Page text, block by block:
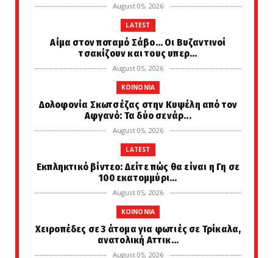
August 05, 2026
LATEST
Αίμα στον ποταμό Σάβο… Οι Βυζαντινοί
τσακίζουν και τους υπερ...
August 05, 2026
KOINONIA
Δολοφονία Σκωτσέζας στην Κυψέλη από τον
Αφγανό: Τα δύο σενάρ...
August 05, 2026
LATEST
Εκπληκτικό βίντεο: Δείτε πώς θα είναι η Γη σε
100 εκατομμύρι...
August 05, 2026
KOINONIA
Χειροπέδες σε 3 άτομα για φωτιές σε Τρίκαλα,
ανατολική Αττικ...
August 05, 2026